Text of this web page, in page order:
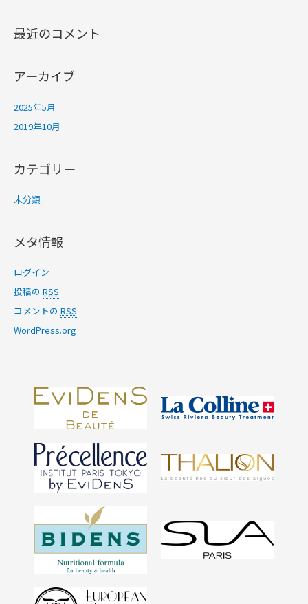
最近のコメント
アーカイブ
2025年5月
2019年10月
カテゴリー
未分類
メタ情報
ログイン
投稿の RSS
コメントの RSS
WordPress.org